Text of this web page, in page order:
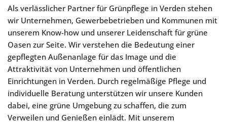
Als verlässlicher Partner für Grünpflege in Verden stehen
wir Unternehmen, Gewerbebetrieben und Kommunen mit
unserem Know-how und unserer Leidenschaft für grüne
Oasen zur Seite. Wir verstehen die Bedeutung einer
gepflegten Außenanlage für das Image und die
Attraktivität von Unternehmen und öffentlichen
Einrichtungen in Verden. Durch regelmäßige Pflege und
individuelle Beratung unterstützen wir unsere Kunden
dabei, eine grüne Umgebung zu schaffen, die zum
Verweilen und Genießen einlädt. Mit unserem